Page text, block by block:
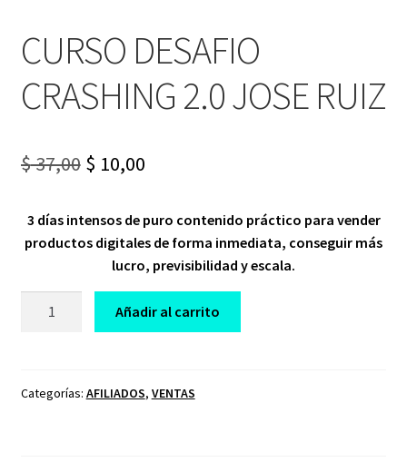
CURSO DESAFIO
CRASHING 2.0 JOSE RUIZ
$37,00 Original
was:
$ 37,00.
$ 10,00Current
is:
$ 10,00.
3 días intensos de puro contenido práctico para vender
productos digitales de forma inmediata, conseguir más
lucro, previsibilidad y escala.
JOSE
Añadir al carrito
Categorías: AFILIADOS, VENTAS